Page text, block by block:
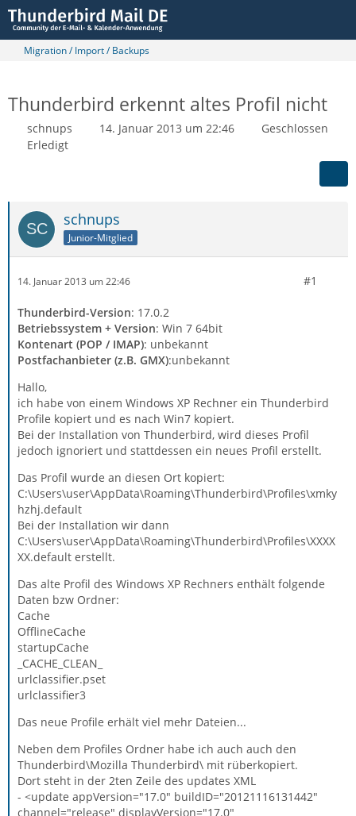
Migration / Import / Backups
Thunderbird erkennt altes Profil nicht
schnups 14. Januar 2013 um 22:46
Geschlossen
Erledigt
schnups
Junior-Mitglied
14. Januar 2013 um 22:46 #1
Thunderbird-Version: 17.0.2
Betriebssystem + Version: Win 7 64bit
Kontenart (POP / IMAP): unbekannt
Postfachanbieter (z.B. GMX):unbekannt
Hallo,
ich habe von einem Windows XP Rechner ein Thunderbird
Profile kopiert und es nach Win7 kopiert.
Bei der Installation von Thunderbird, wird dieses Profil
jedoch ignoriert und stattdessen ein neues Profil erstellt.
Das Profil wurde an diesen Ort kopiert:
C:\Users\user\AppData\Roaming\Thunderbird\Profiles\xmky
hzhj.default
Bei der Installation wir dann
C:\Users\user\AppData\Roaming\Thunderbird\Profiles\XXXX
XX.default erstellt.
Das alte Profil des Windows XP Rechners enthält folgende
Daten bzw Ordner:
Cache
OfflineCache
startupCache
_CACHE_CLEAN_
urlclassifier.pset
urlclassifier3
Das neue Profile erhält viel mehr Dateien...
Neben dem Profiles Ordner habe ich auch auch den
Thunderbird\Mozilla Thunderbird\ mit rüberkopiert.
Dort steht in der 2ten Zeile des updates XML
- <update appVersion="17.0" buildID="20121116131442"
channel="release" displayVersion="17.0"